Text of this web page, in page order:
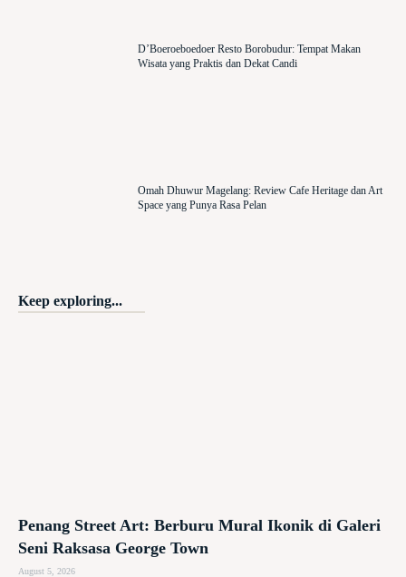
D’Boeroeboedoer Resto Borobudur: Tempat Makan
Wisata yang Praktis dan Dekat Candi
Omah Dhuwur Magelang: Review Cafe Heritage dan Art
Space yang Punya Rasa Pelan
Keep exploring...
Penang Street Art: Berburu Mural Ikonik di Galeri
Seni Raksasa George Town
August 5, 2026